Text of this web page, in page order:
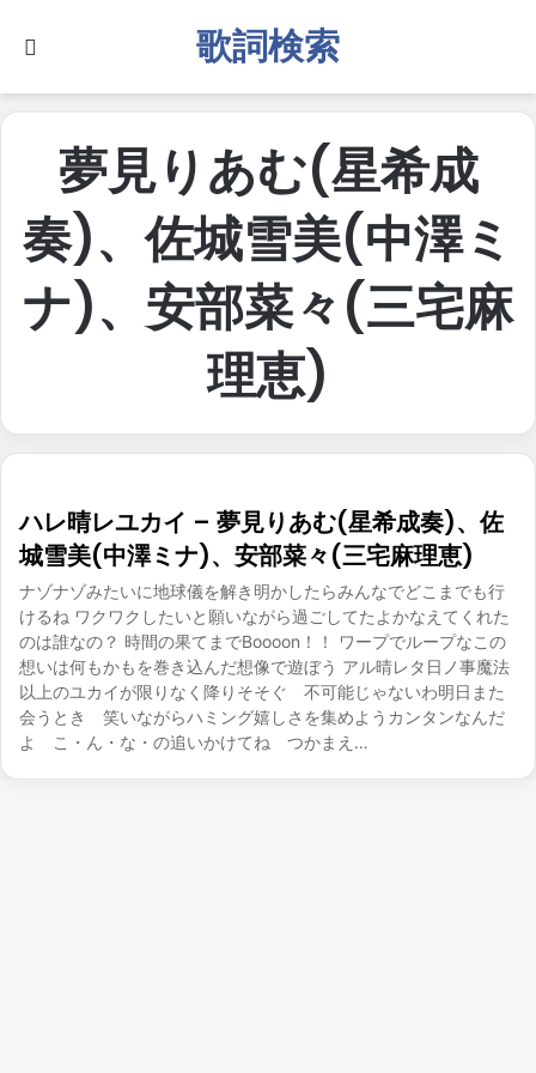
歌詞検索
夢見りあむ(星希成
奏)、佐城雪美(中澤ミ
ナ)、安部菜々(三宅麻
理恵)
ハレ晴レユカイ – 夢見りあむ(星希成奏)、佐
城雪美(中澤ミナ)、安部菜々(三宅麻理恵)
ナゾナゾみたいに地球儀を解き明かしたらみんなでどこまでも行
けるね ワクワクしたいと願いながら過ごしてたよかなえてくれた
のは誰なの？ 時間の果てまでBoooon！！ ワープでループなこの
想いは何もかもを巻き込んだ想像で遊ぼう アル晴レタ日ノ事魔法
以上のユカイが限りなく降りそそぐ 不可能じゃないわ明日また
会うとき 笑いながらハミング嬉しさを集めようカンタンなんだ
よ こ・ん・な・の追いかけてね つかまえ…